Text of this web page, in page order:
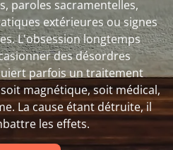
paroles sacramentelles,
extérieures ou signes
L'obsession longtemps
des désordres
parfois un traitement
magnétique, soit médical,
La cause étant détruite, il
les effets.